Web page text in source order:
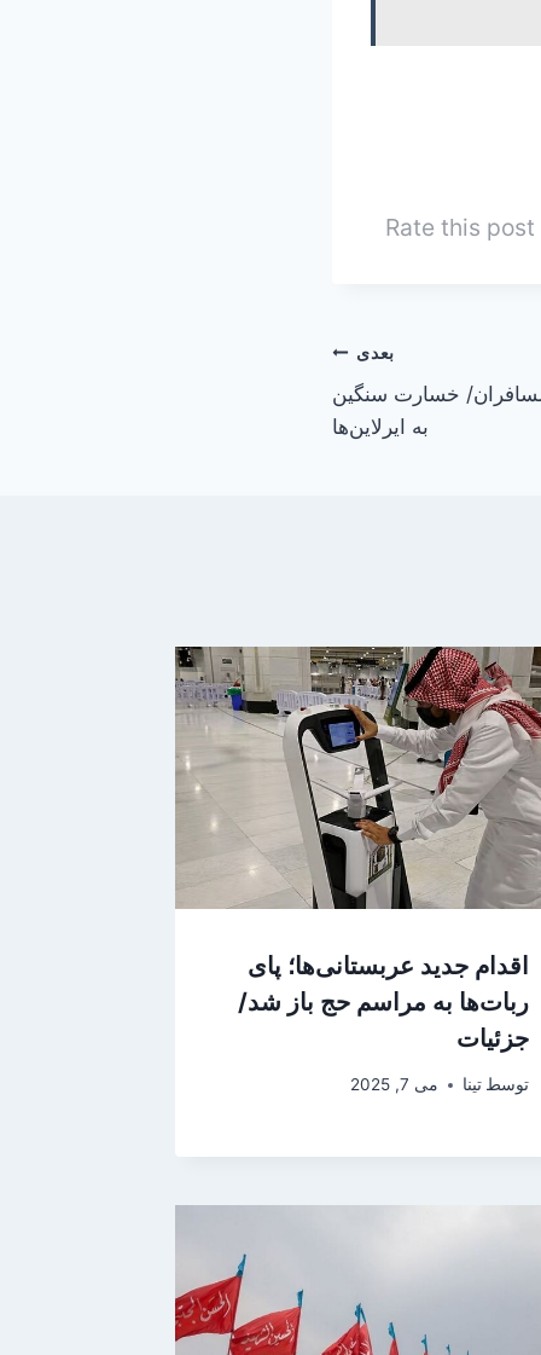
Rate this post
بعدی
خسارت سنگین
به ایرلاین‌ها
اقدام جدید عربستانی‌ها؛ پای
ربات‌ها به مراسم حج باز شد/
جزئیات
توسط تینا می 7, 2025